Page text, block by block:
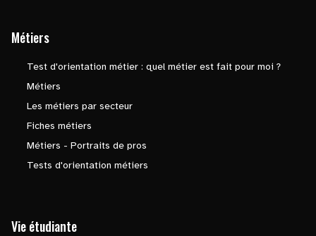
Métiers
Test d'orientation métier : quel métier est fait pour moi ?
Métiers
Les métiers par secteur
Fiches métiers
Métiers - Portraits de pros
Tests d'orientation métiers
Vie étudiante